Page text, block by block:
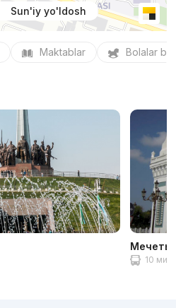
Sun'iy yo'ldosh
Maktablar Bolalar
Мечеть
10 мин